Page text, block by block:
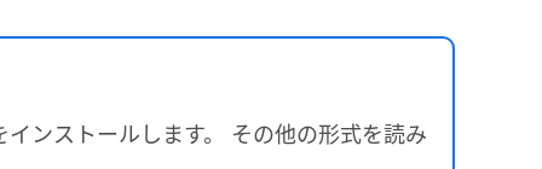
ンストールします。 その他の形式を読み